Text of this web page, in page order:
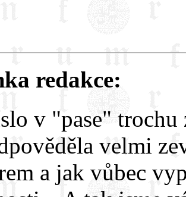
redakce:
v "pase"
velmi
a jak vůbec